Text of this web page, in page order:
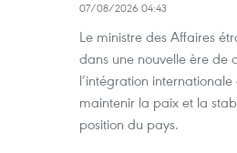
07/08/2026 04:43
Le ministre des Affaires
dans une nouvelle ère de
l’intégration
maintenir la paix et la
position du pays.